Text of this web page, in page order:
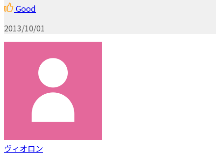
Good
2013/10/01
ヴィオロン